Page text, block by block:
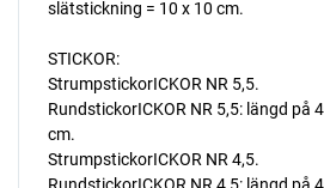
slätstickning = 10 x 10 cm.
STICKOR:
StrumpstickorICKOR NR 5,5.
RundstickorICKOR NR 5,5: längd på
cm.
StrumpstickorICKOR NR 4,5.